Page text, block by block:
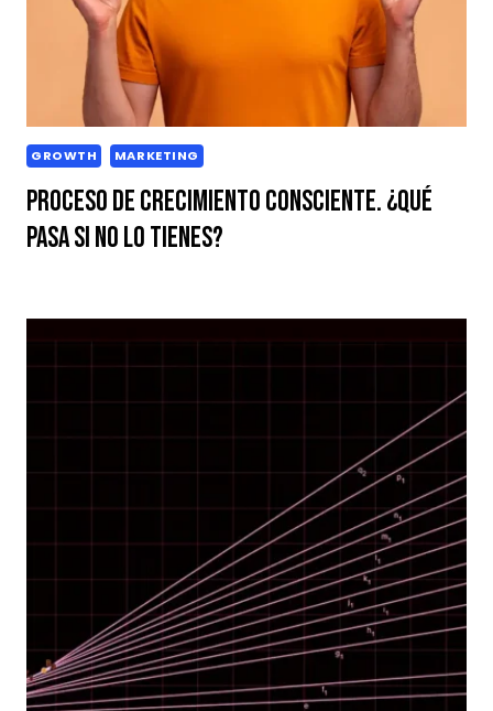
GROWTH MARKETING
Proceso de crecimiento consciente. ¿Qué
pasa si no lo tienes?